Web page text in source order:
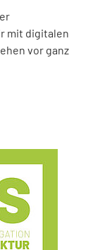
mit digitalen
vor ganz